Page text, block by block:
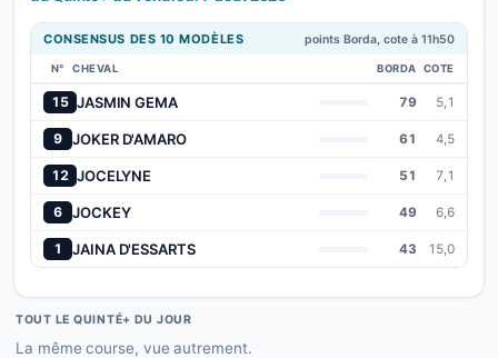
CONSENSUS DES 10 MODÈLES points Borda, cote à 11h50
N° CHEVAL BORDA COTE
15 JASMIN GEMA 79 5,1
9 JOKER D'AMARO 61 4,5
12 JOCELYNE 51 7,1
6 JOCKEY 49 6,6
1 JAINA D'ESSARTS 43 15,0
TOUT LE QUINTÉ+ DU JOUR
La même course, vue autrement.